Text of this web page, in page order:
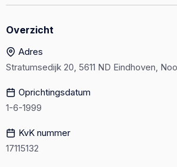
Overzicht
Adres
Stratumsedijk 20, 5611 ND Eindhoven,
Oprichtingsdatum
1-6-1999
KvK nummer
17115132